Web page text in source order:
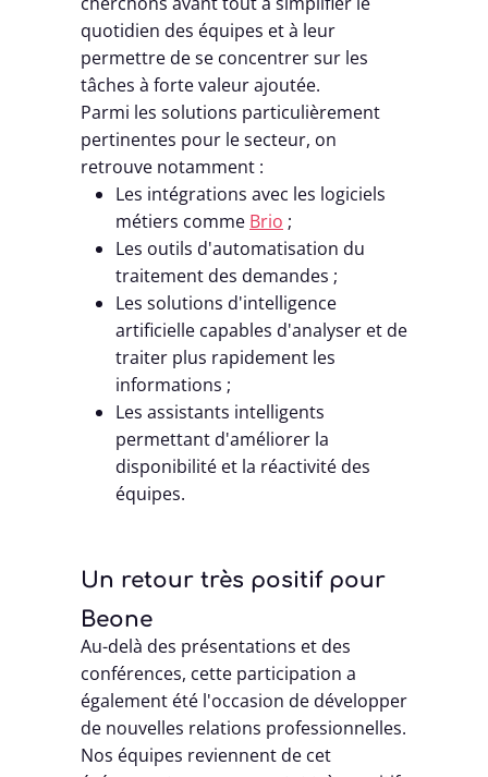
quotidien des équipes et à leur
permettre de se concentrer sur les
tâches à forte valeur ajoutée.
Parmi les solutions particulièrement
pertinentes pour le secteur, on
retrouve notamment :
Les intégrations avec les logiciels
métiers comme Brio ;
Les outils d'automatisation du
traitement des demandes ;
Les solutions d'intelligence
artificielle capables d'analyser et de
traiter plus rapidement les
informations ;
Les assistants intelligents
permettant d'améliorer la
disponibilité et la réactivité des
équipes.
Un retour très positif pour
Beone
Au-delà des présentations et des
conférences, cette participation a
également été l'occasion de développer
de nouvelles relations professionnelles.
Nos équipes reviennent de cet